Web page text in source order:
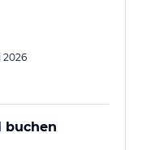
2026
buchen